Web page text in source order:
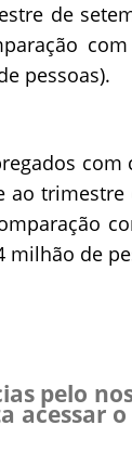
de
pessoas).
com
ao
milhão de
pelo
acessar